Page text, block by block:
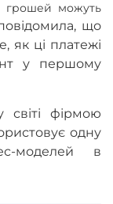
грошей можуть
що
як ці платежі
у першому
фірмою
одну
моделей в